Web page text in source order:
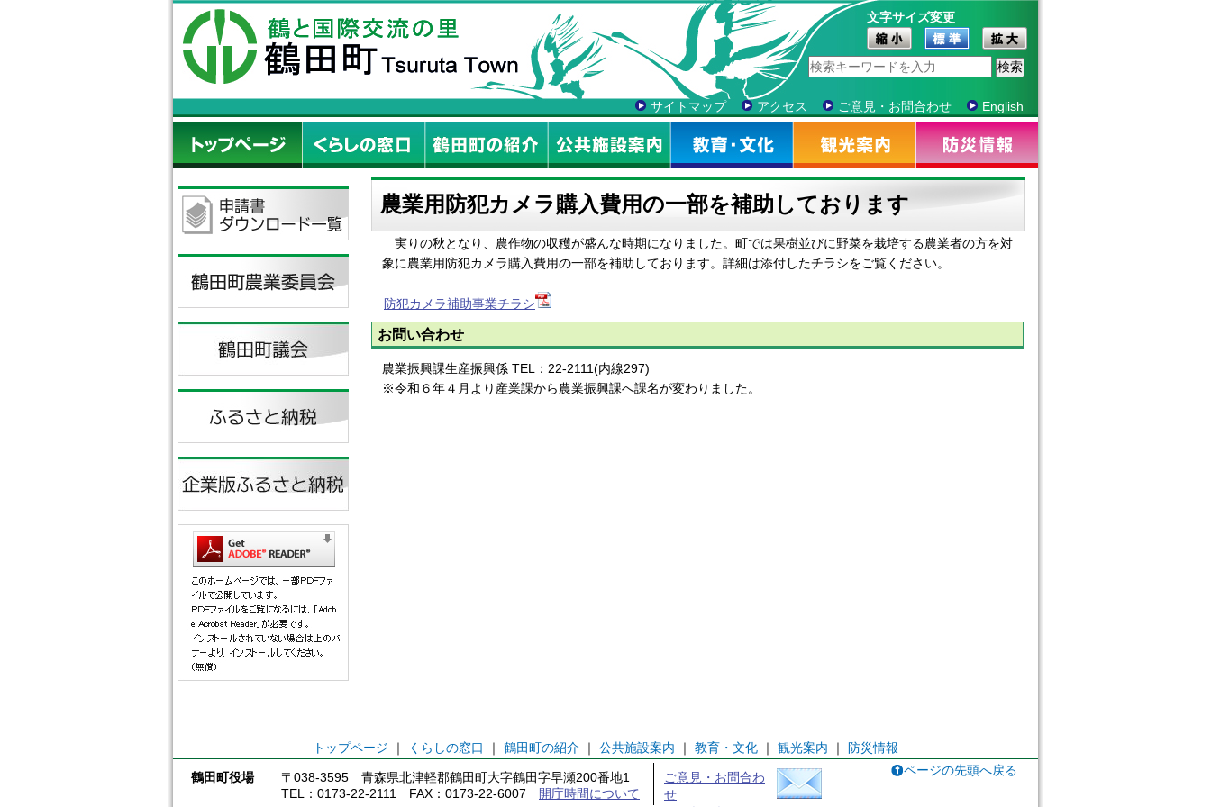
文字サイズ変更
サイトマップ アクセス ご意見・お問合わせ English
農業用防犯カメラ購入費用の一部を補助しております
実りの秋となり、農作物の収穫が盛んな時期になりました。町では果樹並びに野菜を栽培する農業者の方を対
象に農業用防犯カメラ購入費用の一部を補助しております。詳細は添付したチラシをご覧ください。
防犯カメラ補助事業チラシ
お問い合わせ
農業振興課生産振興係 TEL：22-2111(内線297)
※令和６年４月より産業課から農業振興課へ課名が変わりました。
トップページ ｜ くらしの窓口 ｜ 鶴田町の紹介 ｜ 公共施設案内 ｜ 教育・文化 ｜ 観光案内 ｜ 防災情報
鶴田町役場
〒038-3595 青森県北津軽郡鶴田町大字鶴田字早瀬200番地1
TEL：0173-22-2111 FAX：0173-22-6007
開庁時間について
ご意見・お問合わ
せ
ページの先頭へ戻る